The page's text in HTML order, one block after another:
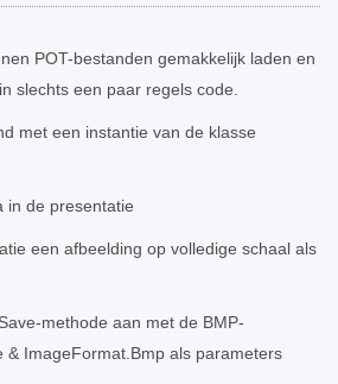
POT-bestanden gemakkelijk laden en
slechts een paar regels code.
met een instantie van de klasse
in de presentatie
een afbeelding op volledige schaal als
methode aan met de BMP-
& ImageFormat.Bmp als parameters